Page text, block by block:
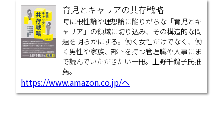
「うちは家族みんな仲がいいから」とか
「遺言を残すほどの財産はない」という方
は多いのですが、遺言書を残すことで、残
された家族が複雑な手続きに煩わされるこ
とを回避できます。 週刊金曜日2026年6月
2026.05.06
「介護施設選び」は今後
育児とキャリアの共存戦略
時に根性論や理想論に陥りがちな「育児とキ
ャリア」の領域に切り込み、その構造的な問
題を明らかにする。働く女性だけでなく、働
く男性や家族、部下を持つ管理職や人事にま
で読んでいただきたい一冊。上野千鶴子氏推
薦。
https://www.amazon.co.jp/へ